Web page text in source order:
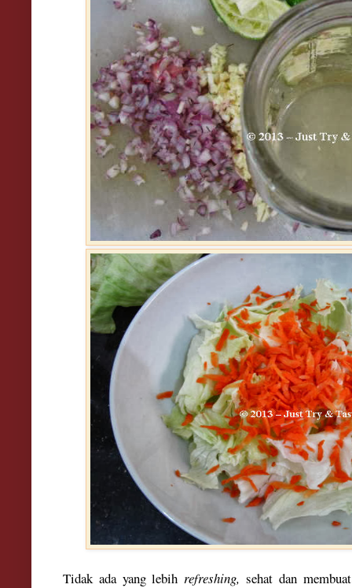
Tidak ada yang lebih refreshing,sehat dan